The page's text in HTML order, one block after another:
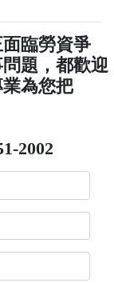
面臨勞資爭
題，都歡迎
為您把
2002